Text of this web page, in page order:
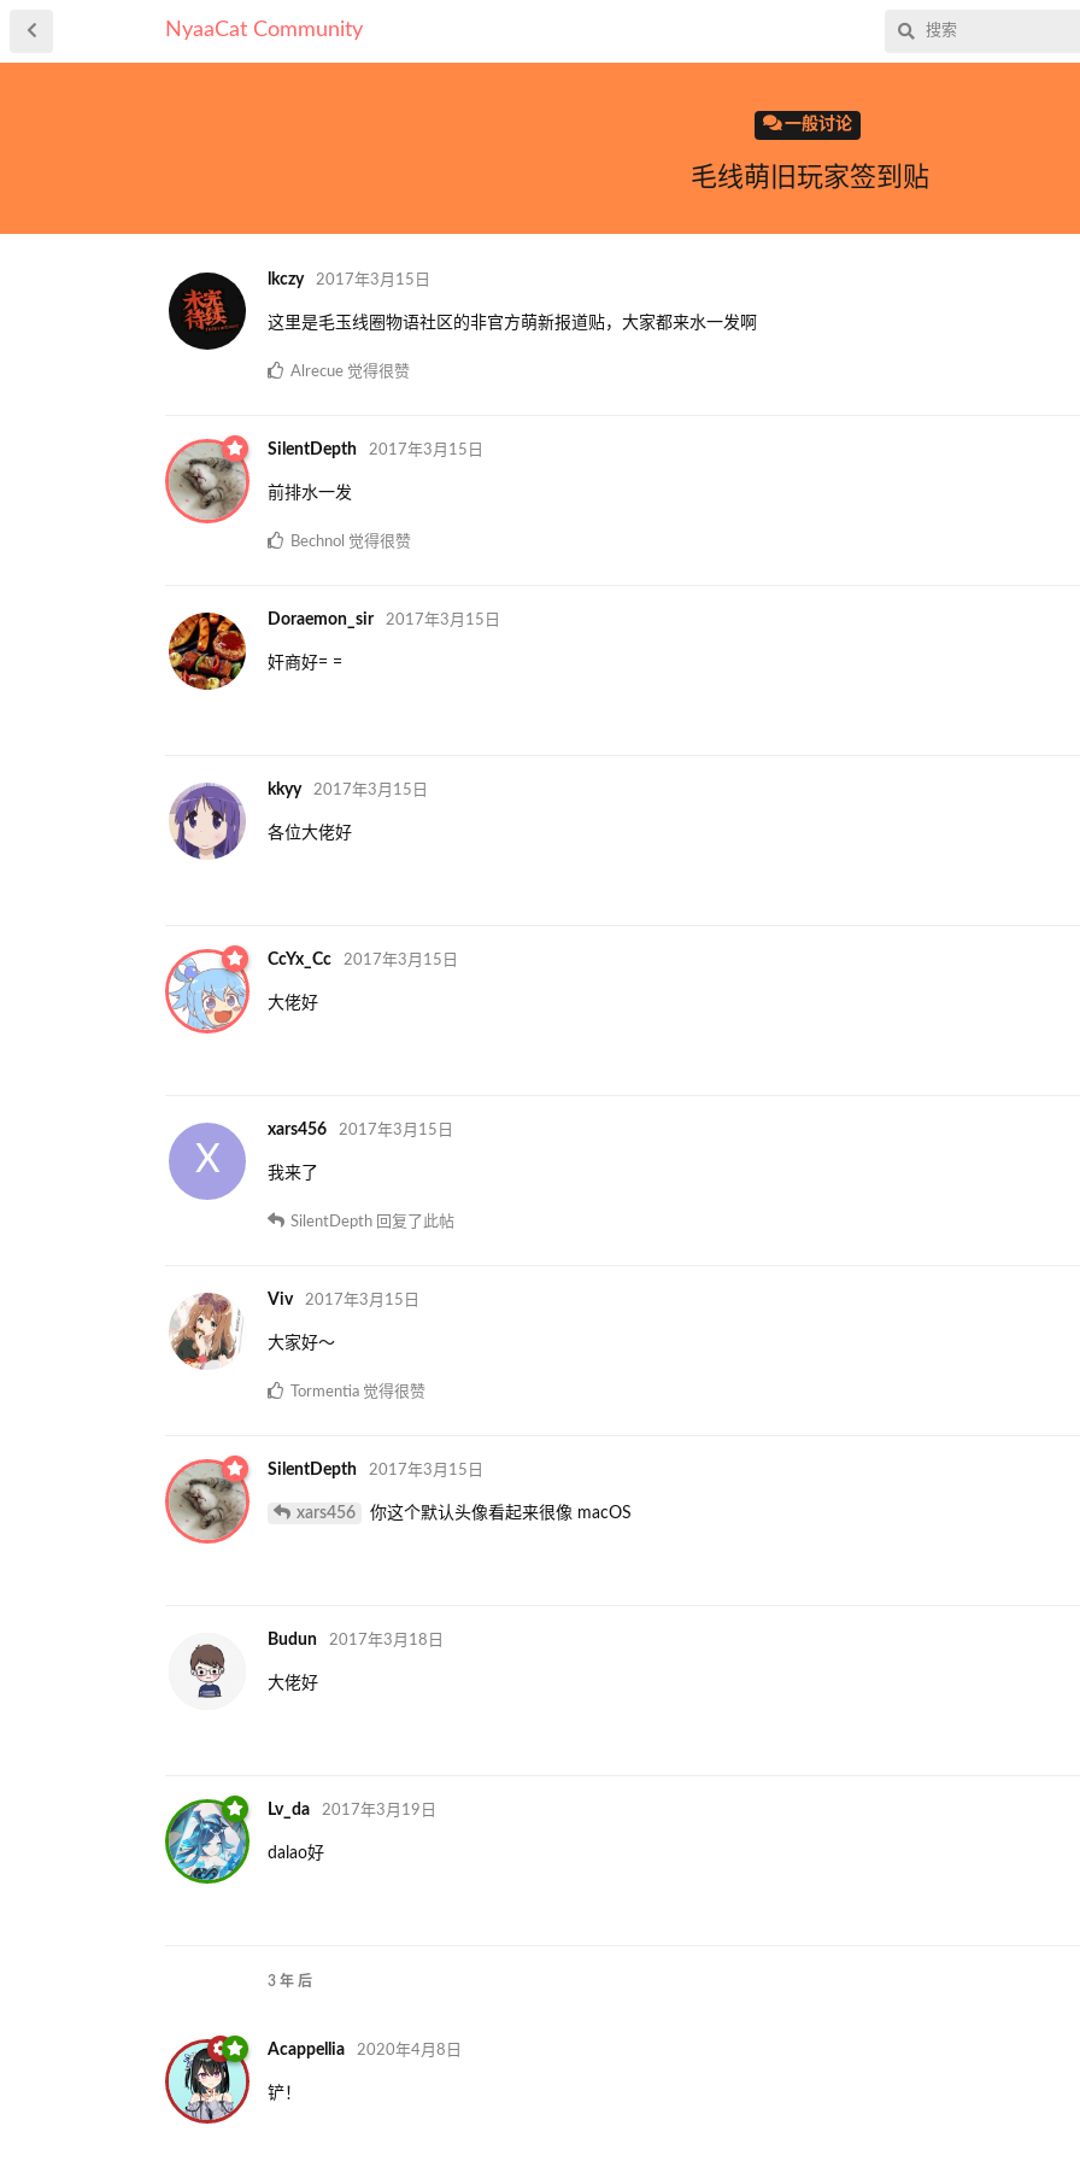
NyaaCat Community
一般讨论
毛线萌旧玩家签到贴
lkczy 2017年3月15日
这里是毛玉线圈物语社区的非官方萌新报道贴，大家都来水一发啊
Alrecue 觉得很赞
SilentDepth 2017年3月15日
前排水一发
Bechnol 觉得很赞
Doraemon_sir 2017年3月15日
奸商好= =
kkyy 2017年3月15日
各位大佬好
CcYx_Cc 2017年3月15日
大佬好
X
xars456 2017年3月15日
我来了
SilentDepth 回复了此帖
Viv 2017年3月15日
大家好～
Tormentia 觉得很赞
SilentDepth 2017年3月15日
xars456 你这个默认头像看起来很像 macOS
Budun 2017年3月18日
大佬好
Lv_da 2017年3月19日
dalao好
3 年 后
Acappellia 2020年4月8日
铲！